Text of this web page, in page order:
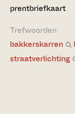
prentbriefkaart
Trefwoorden
bakkerskarren
straatverlichting